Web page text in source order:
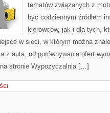
tematów związanych z
być codziennym źródłem
kierowców, jak i dla tych,
w sieci, w którym można
z auta, od porównywania ofert
stronie Wypożyczalnia […]